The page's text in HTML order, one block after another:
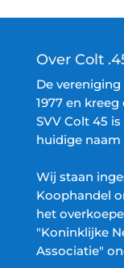
Over Colt
De
1977 en
SVV Colt 45
huidige naam
Wij staan
Koophandel
het
"Koninklijke
Associatie"